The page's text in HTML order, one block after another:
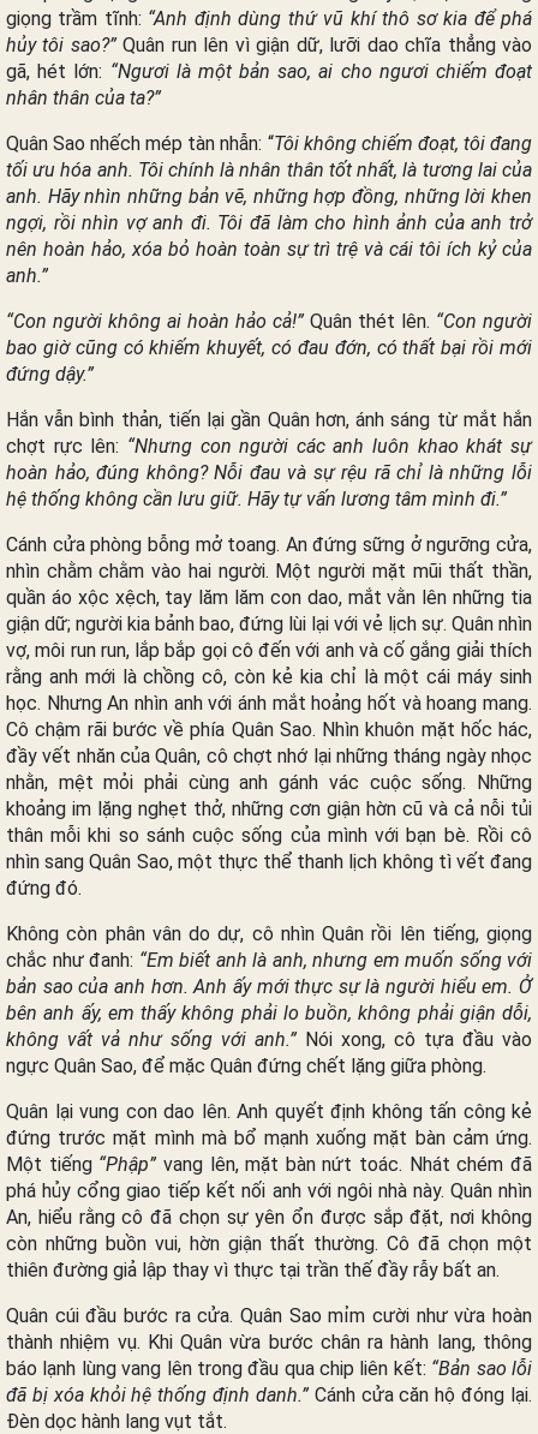
giọng trầm tĩnh: “Anh định dùng thứ vũ khí thô sơ kia để phá
hủy tôi sao?”Quân run lên vì giận dữ, lưỡi dao chĩa thẳng vào
gã, hét lớn: “Ngươi là một bản sao, ai cho ngươi chiếm đoạt
nhân thân của ta?”
Quân Sao nhếch mép tàn nhẫn: “Tôi không chiếm đoạt, tôi đang
tối ưu hóa anh. Tôi chính là nhân thân tốt nhất, là tương lai của
anh. Hãy nhìn những bản vẽ, những hợp đồng, những lời khen
ngợi, rồi nhìn vợ anh đi. Tôi đã làm cho hình ảnh của anh trở
nên hoàn hảo, xóa bỏ hoàn toàn sự trì trệ và cái tôi ích kỷ của
anh.”
“Con người không ai hoàn hảo cả!” Quân thét lên. “Con người
bao giờ cũng có khiếm khuyết, có đau đớn, có thất bại rồi mới
đứng dậy.”
Hắn vẫn bình thản, tiến lại gần Quân hơn, ánh sáng từ mắt hắn
chợt rực lên: “Nhưng con người các anh luôn khao khát sự
hoàn hảo, đúng không? Nỗi đau và sự rệu rã chỉ là những lỗi
hệ thống không cần lưu giữ. Hãy tự vấn lương tâm mình đi.”
Cánh cửa phòng bỗng mở toang. An đứng sững ở ngưỡng cửa,
nhìn chằm chằm vào hai người. Một người mặt mũi thất thần,
quần áo xộc xệch, tay lăm lăm con dao, mắt vằn lên những tia
giận dữ; người kia bảnh bao, đứng lùi lại với vẻ lịch sự. Quân nhìn
vợ, môi run run, lắp bắp gọi cô đến với anh và cố gắng giải thích
rằng anh mới là chồng cô, còn kẻ kia chỉ là một cái máy sinh
học. Nhưng An nhìn anh với ánh mắt hoảng hốt và hoang mang.
Cô chậm rãi bước về phía Quân Sao. Nhìn khuôn mặt hốc hác,
đầy vết nhăn của Quân, cô chợt nhớ lại những tháng ngày nhọc
nhằn, mệt mỏi phải cùng anh gánh vác cuộc sống. Những
khoảng im lặng nghẹt thở, những cơn giận hờn cũ và cả nỗi tủi
thân mỗi khi so sánh cuộc sống của mình với bạn bè. Rồi cô
nhìn sang Quân Sao, một thực thể thanh lịch không tì vết đang
đứng đó.
Không còn phân vân do dự, cô nhìn Quân rồi lên tiếng, giọng
chắc như đanh: “Em biết anh là anh, nhưng em muốn sống với
bản sao của anh hơn. Anh ấy mới thực sự là người hiểu em. Ở
bên anh ấy, em thấy không phải lo buồn, không phải giận dỗi,
không vất vả như sống với anh.” Nói xong, cô tựa đầu vào
ngực Quân Sao, để mặc Quân đứng chết lặng giữa phòng.
Quân lại vung con dao lên. Anh quyết định không tấn công kẻ
đứng trước mặt mình mà bổ mạnh xuống mặt bàn cảm ứng.
Một tiếng “Phập” vang lên, mặt bàn nứt toác. Nhát chém đã
phá hủy cổng giao tiếp kết nối anh với ngôi nhà này. Quân nhìn
An, hiểu rằng cô đã chọn sự yên ổn được sắp đặt, nơi không
còn những buồn vui, hờn giận thất thường. Cô đã chọn một
thiên đường giả lập thay vì thực tại trần thế đầy rẫy bất an.
Quân cúi đầu bước ra cửa. Quân Sao mỉm cười như vừa hoàn
thành nhiệm vụ. Khi Quân vừa bước chân ra hành lang, thông
báo lạnh lùng vang lên trong đầu qua chip liên kết: “Bản sao lỗi
đã bị xóa khỏi hệ thống định danh.” Cánh cửa căn hộ đóng lại.
Đèn dọc hành lang vụt tắt.